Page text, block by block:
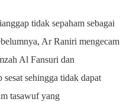
tidak sepaham sebagai
Ar Raniri mengecam
Al Fansuri dan
sehingga tidak dapat
tasawuf yang